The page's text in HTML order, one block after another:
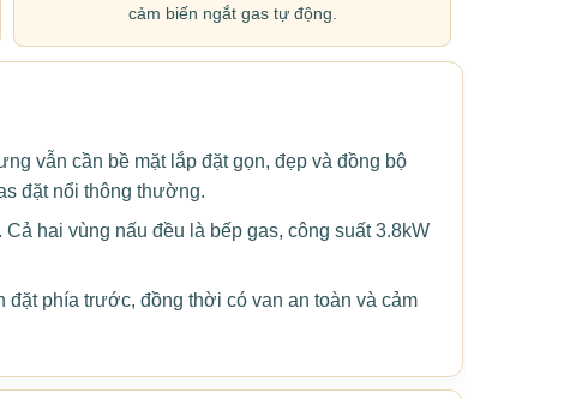
cảm biến ngắt gas tự động.
vẫn cần bề mặt lắp đặt gọn, đẹp và đồng bộ
đặt nổi thông thường.
hai vùng nấu đều là bếp gas, công suất 3.8kW
phía trước, đồng thời có van an toàn và cảm